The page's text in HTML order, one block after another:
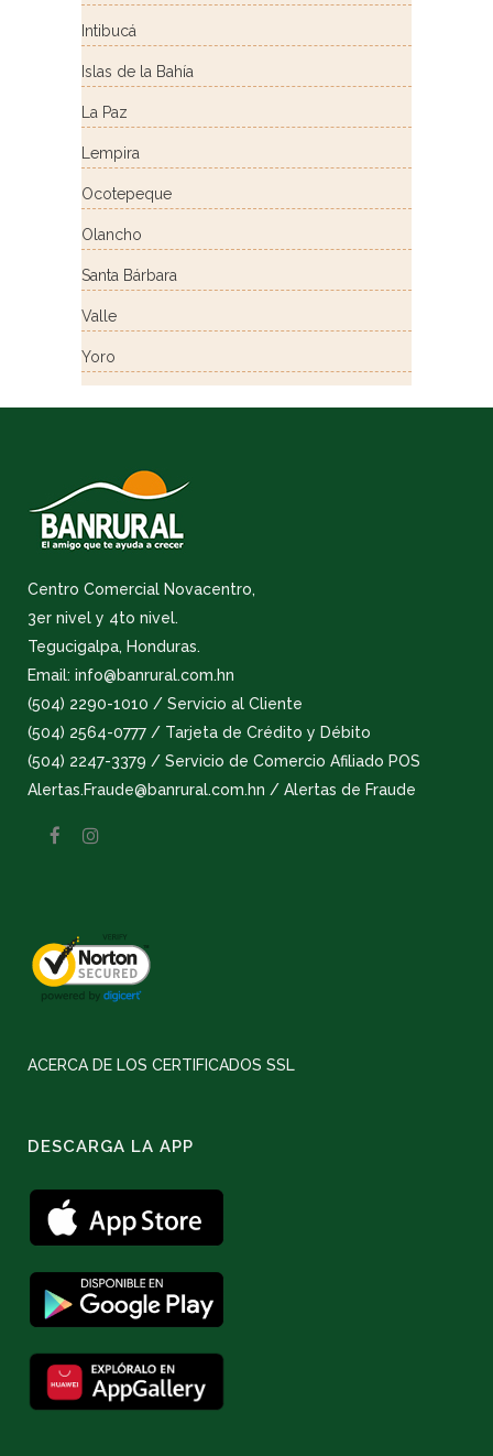
Intibucá
Islas de la Bahía
La Paz
Lempira
Ocotepeque
Olancho
Santa Bárbara
Valle
Yoro
Centro Comercial Novacentro,
3er nivel y 4to nivel.
Tegucigalpa, Honduras.
Email: info@banrural.com.hn
(504) 2290-1010 / Servicio al Cliente
(504) 2564-0777 / Tarjeta de Crédito y Débito
(504) 2247-3379 / Servicio de Comercio Afiliado POS
Alertas.Fraude@banrural.com.hn / Alertas de Fraude
ACERCA DE LOS CERTIFICADOS SSL
DESCARGA LA APP